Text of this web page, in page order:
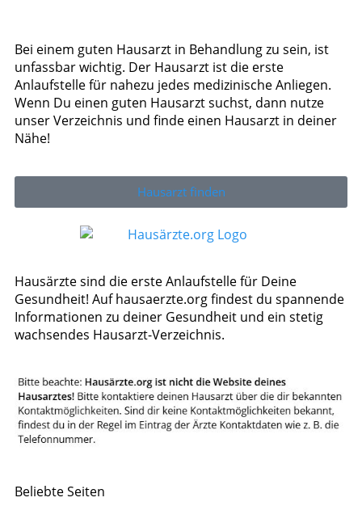
Bei einem guten Hausarzt in Behandlung zu sein, ist
unfassbar wichtig. Der Hausarzt ist die erste
Anlaufstelle für nahezu jedes medizinische Anliegen.
Wenn Du einen guten Hausarzt suchst, dann nutze
unser Verzeichnis und finde einen Hausarzt in deiner
Nähe!
Hausarzt finden
Hausärzte sind die erste Anlaufstelle für Deine
Gesundheit! Auf hausaerzte.org findest du spannende
Informationen zu deiner Gesundheit und ein stetig
wachsendes Hausarzt-Verzeichnis.
Beliebte Seiten